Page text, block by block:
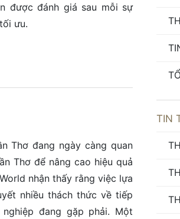
được đánh giá sau mỗi sự
ưu.
Thơ đang ngày càng quan
Thơ để nâng cao hiệu quả
nhận thấy rằng việc lựa
nhiều thách thức về tiếp
đang gặp phải. Một
TIN